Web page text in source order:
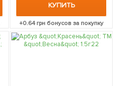
КУПИТЬ
+0.64грн бонусов за покупку